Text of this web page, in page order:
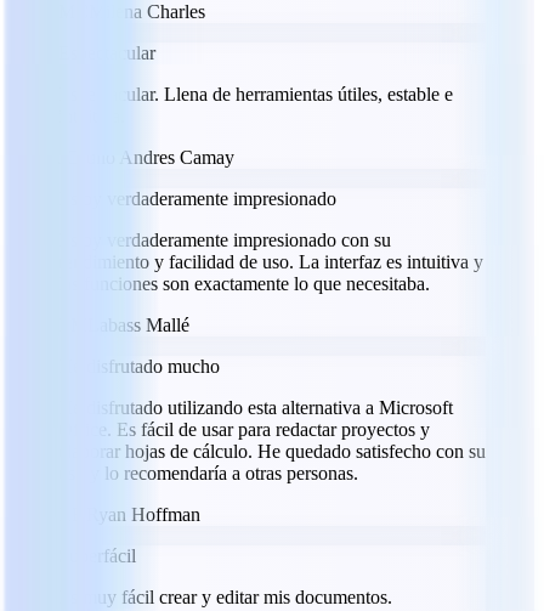
Milena Charles
Espectacular
Espectacular. Llena de herramientas útiles, estable e
Julio Andres Camay
Estoy verdaderamente impresionado
Estoy verdaderamente impresionado con su
rendimiento y facilidad de uso. La interfaz es intuitiva y
las funciones son exactamente lo que necesitaba.
Labass Mallé
He disfrutado mucho
He disfrutado utilizando esta alternativa a Microsoft
Office. Es fácil de usar para redactar proyectos y
elaborar hojas de cálculo. He quedado satisfecho con su
uso y lo recomendaría a otras personas.
Ryan Hoffman
Superfácil
Es muy fácil crear y editar mis documentos.